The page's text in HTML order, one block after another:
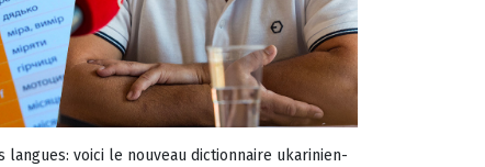
langues: voici le nouveau dictionnaire ukarinien-